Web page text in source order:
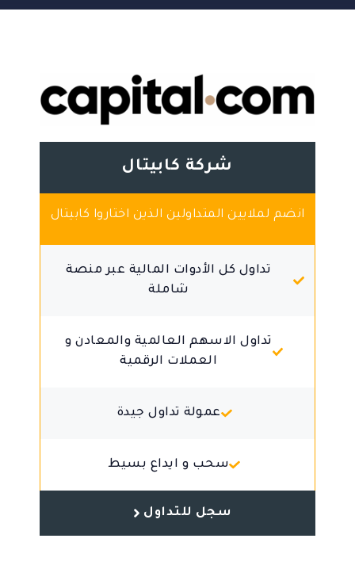
شركة كابيتال
انضم لملايين المتداولين الذين اختاروا كابيتال
تداول كل الأدوات المالية عبر منصة
شاملة
تداول الاسهم العالمية والمعادن و
العملات الرقمية
عمولة تداول جيدة
سحب و ايداع بسيط
سجل للتداول